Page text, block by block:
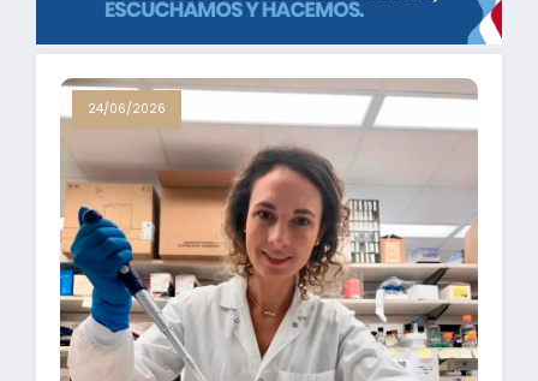
24/06/2026